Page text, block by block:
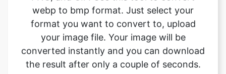
converted instantly and you can download
the result after only a couple of seconds.
Will converting the image format